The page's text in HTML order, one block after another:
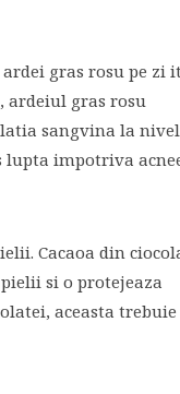
gras rosu pe zi
ardeiul gras rosu
sangvina la
impotriva
Cacaoa din
si o protejeaza
aceasta trebuie